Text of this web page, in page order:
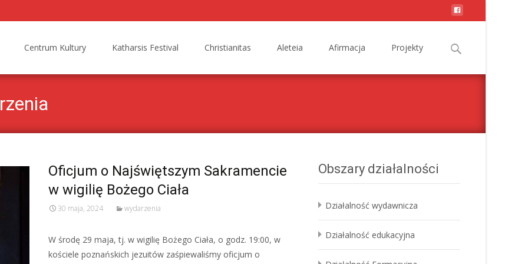
Centrum Kultury Katharsis Festival Christianitas Aleteia Afirmacja Projekty
Search
Oficjum o Najświętszym Sakramencie
w wigilię Bożego Ciała
30 maja, 2024 wydarzenia
W środę 29 maja, tj. w wigilię Bożego Ciała, o godz. 19:00, w
kościele poznańskich jezuitów zaśpiewaliśmy oficjum o
Obszary działalności
Działalność wydawnicza
Działalność edukacyjna